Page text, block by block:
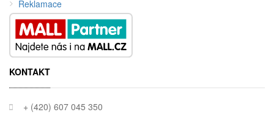
Reklamace
KONTAKT
+ (420) 607 045 350